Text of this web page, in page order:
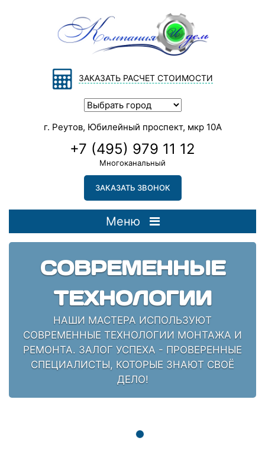
ЗАКАЗАТЬ РАСЧЕТ СТОИМОСТИ
г. Реутов, Юбилейный проспект, мкр 10А
+7 (495) 979 11 12
Многоканальный
ЗАКАЗАТЬ ЗВОНОК
Меню
СОВРЕМЕННЫЕ
ТЕХНОЛОГИИ
НАШИ МАСТЕРА ИСПОЛЬЗУЮТ
СОВРЕМЕННЫЕ ТЕХНОЛОГИИ МОНТАЖА И
РЕМОНТА. ЗАЛОГ УСПЕХА - ПРОВЕРЕННЫЕ
СПЕЦИАЛИСТЫ, КОТОРЫЕ ЗНАЮТ СВОЁ
ДЕЛО!